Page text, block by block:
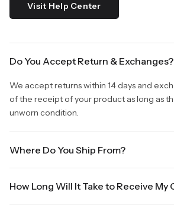
Visit Help Center
Do You Accept Return & Exchanges?
We accept returns within 14 days and
of the receipt of your product as long as
unworn condition.
Where Do You Ship From?
How Long Will It Take to Receive My